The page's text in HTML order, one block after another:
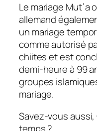
Le mariage Mutʿa
allemand
un mariage
comme autorisé
chiites et est
demi-heure à 99
groupes
mariage.
Savez-vous aussi,
temps ?